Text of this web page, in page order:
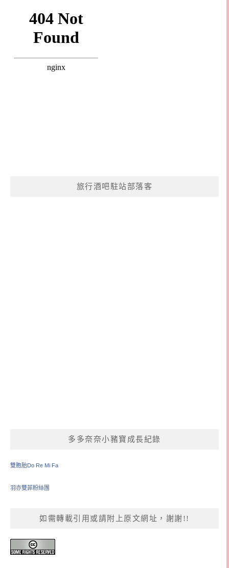
旅行酒吧駐站部落客
多多奈奈小豬寶成長紀錄
雙胞胎Do Re Mi Fa
羽亦雙菲粉絲團
如需轉載引用或請附上原文網址，謝謝!!